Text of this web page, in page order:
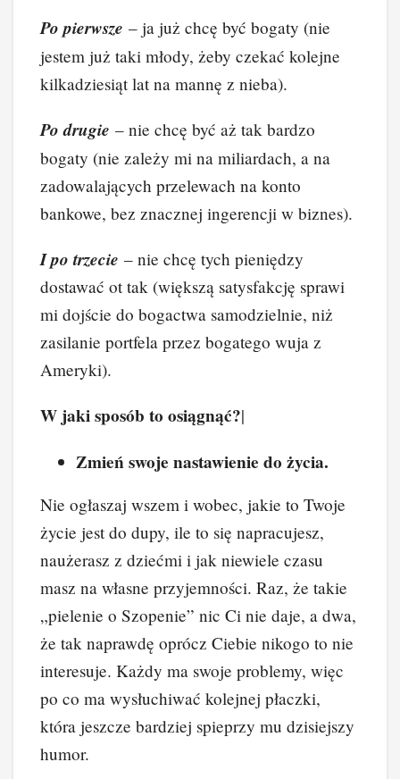
o
o
k
n
n
k
Po pierwsze – ja już chcę być bogaty (nie
jestem już taki młody, żeby czekać kolejne
kilkadziesiąt lat na mannę z nieba).
Po drugie – nie chcę być aż tak bardzo
bogaty (nie zależy mi na miliardach, a na
zadowalających przelewach na konto
bankowe, bez znacznej ingerencji w biznes).
I po trzecie – nie chcę tych pieniędzy
dostawać ot tak (większą satysfakcję sprawi
mi dojście do bogactwa samodzielnie, niż
zasilanie portfela przez bogatego wuja z
Ameryki).
W jaki sposób to osiągnąć?|
Zmień swoje nastawienie do życia.
Nie ogłaszaj wszem i wobec, jakie to Twoje
życie jest do dupy, ile to się napracujesz,
naużerasz z dziećmi i jak niewiele czasu
masz na własne przyjemności. Raz, że takie
„pielenie o Szopenie” nic Ci nie daje, a dwa,
że tak naprawdę oprócz Ciebie nikogo to nie
interesuje. Każdy ma swoje problemy, więc
po co ma wysłuchiwać kolejnej płaczki,
która jeszcze bardziej spieprzy mu dzisiejszy
humor.